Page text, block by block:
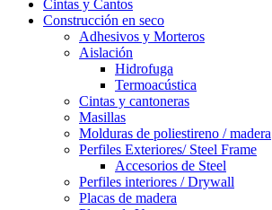
Cintas y Cantos
Construcción en seco
Adhesivos y Morteros
Aislación
Hidrofuga
Termoacústica
Cintas y cantoneras
Masillas
Molduras de poliestireno / madera
Perfiles Exteriores/ Steel Frame
Accesorios de Steel
Perfiles interiores / Drywall
Placas de madera